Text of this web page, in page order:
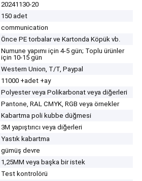
20241130-20
150 adet
communication
Önce PE torbalar ve Kartonda Köpük vb.
Numune yapımı için 4-5 gün; Toplu ürünler
için 10-15 gün
Western Union, T/T, Paypal
11000 +adet +ay
Polyester veya Polikarbonat veya diğerleri
Pantone, RAL CMYK, RGB veya örnekler
Kabartma poli kubbe düğmesi
3M yapıştırıcı veya diğerleri
Yastık kabartma
gümüş devre
1,25MM veya başka bir istek
Test kontrolörü